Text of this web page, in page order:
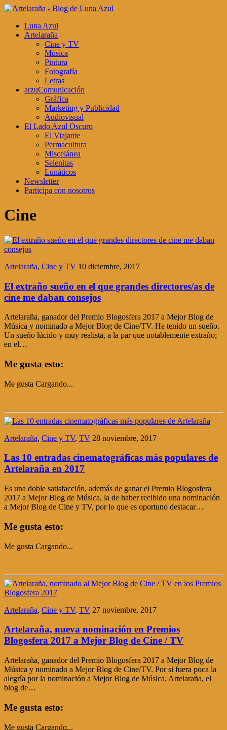
Luna Azul
Artelaraña
Cine y TV
Música
Pintura
Fotografía
Letras
arzuComunicación
Gráfica
Marketing y Publicidad
Audiovisual
El Lado Azul Oscuro
El Viajante
Permacultura
Miscelánea
Selenitas
Lunáticos
Newsletter
Participa con nosotros
Cine
Artelaraña, Cine y TV 10 diciembre, 2017
El extraño sueño en el que grandes directores/as de
cine me daban consejos
Artelaraña, ganador del Premio Blogosfera 2017 a Mejor Blog de
Música y nominado a Mejor Blog de Cine/TV. He tenido un sueño.
Un sueño lúcido y muy realista, a la par que notablemente extraño;
en el…
Me gusta esto:
Me gusta Cargando...
Artelaraña, Cine y TV, TV 28 noviembre, 2017
Las 10 entradas cinematográficas más populares de
Artelaraña en 2017
Es una doble satisfacción, además de ganar el Premio Blogosfera
2017 a Mejor Blog de Música, la de haber recibido una nominación
a Mejor Blog de Cine y TV, por lo que es oportuno destacar…
Me gusta esto:
Me gusta Cargando...
Artelaraña, Cine y TV, TV 27 noviembre, 2017
Artelaraña, nueva nominación en Premios
Blogosfera 2017 a Mejor Blog de Cine / TV
Artelaraña, ganador del Premio Blogosfera 2017 a Mejor Blog de
Música y nominado a Mejor Blog de Cine/TV. Por si fuera poca la
alegría por la nominación a Mejor Blog de Música, Artelaraña, el
blog de…
Me gusta esto:
Me gusta Cargando...